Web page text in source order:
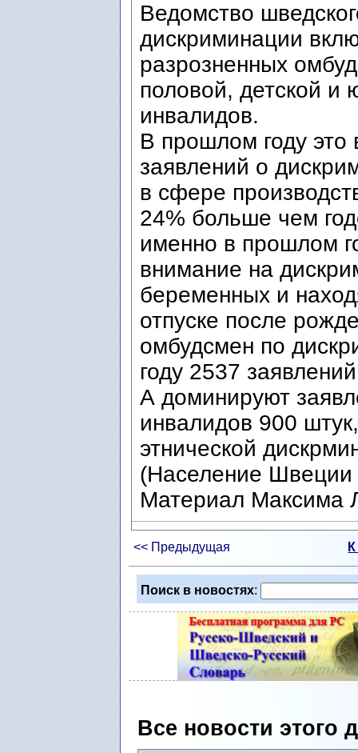
Ведомство
дискриминации
разрозненных
половой, детской и
инвалидов.
В прошлом году это
заявлений о
в сфере
24% больше чем
именно в прошлом
внимание на
беременных и
отпуске после
омбудсмен по
году 2537
А доминируют
инвалидов 900
этнической
(Население Швеции
Материал Максима
<< Предыдущая
Поиск в новостях:
Все новости этого